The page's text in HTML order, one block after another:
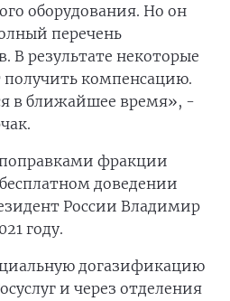
оборудования. Но он
перечень
В результате некоторые
получить компенсацию.
в ближайшее время», -
фракции
доведении
России Владимир
году.
догазификацию
и через отделения